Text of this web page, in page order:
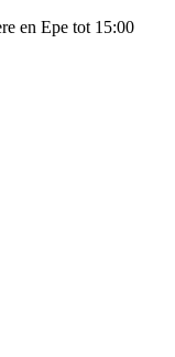
en Epe tot 15:00